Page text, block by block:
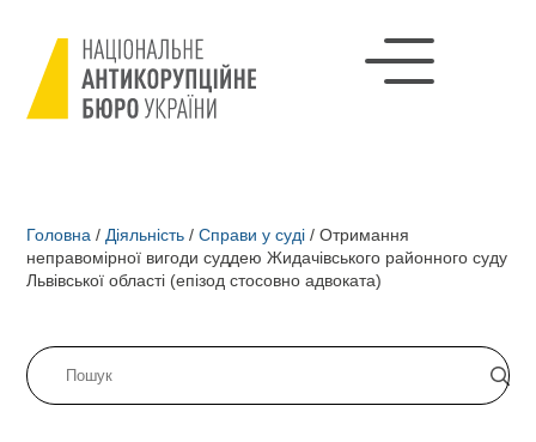
Головна / Діяльність / Справи у суді / Отримання
неправомірної вигоди суддею Жидачівського районного суду
Львівської області (епізод стосовно адвоката)